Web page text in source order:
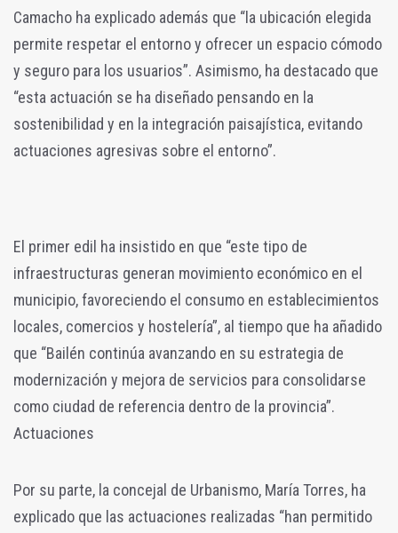
Camacho ha explicado además que “la ubicación elegida
permite respetar el entorno y ofrecer un espacio cómodo
y seguro para los usuarios”. Asimismo, ha destacado que
“esta actuación se ha diseñado pensando en la
sostenibilidad y en la integración paisajística, evitando
actuaciones agresivas sobre el entorno”.
El primer edil ha insistido en que “este tipo de
infraestructuras generan movimiento económico en el
municipio, favoreciendo el consumo en establecimientos
locales, comercios y hostelería”, al tiempo que ha añadido
que “Bailén continúa avanzando en su estrategia de
modernización y mejora de servicios para consolidarse
como ciudad de referencia dentro de la provincia”.
Actuaciones
Por su parte, la concejal de Urbanismo, María Torres, ha
explicado que las actuaciones realizadas “han permitido